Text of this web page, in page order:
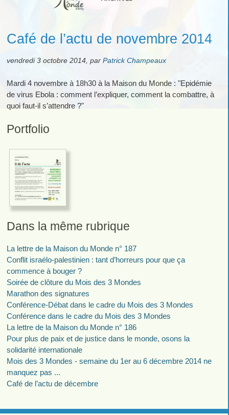
Café de l’actu de novembre 2014
vendredi 3 octobre 2014, par Patrick Champeaux
Mardi 4 novembre à 18h30 à la Maison du Monde : "Epidémie
de virus Ebola : comment l’expliquer, comment la combattre, à
quoi faut-il s’attendre ?"
Portfolio
Dans la même rubrique
La lettre de la Maison du Monde n° 187
Conflit israélo-palestinien : tant d’horreurs pour que ça
commence à bouger ?
Soirée de clôture du Mois des 3 Mondes
Marathon des signatures
Conférence-Débat dans le cadre du Mois des 3 Mondes
Conférence dans le cadre du Mois des 3 Mondes
La lettre de la Maison du Monde n° 186
Pour plus de paix et de justice dans le monde, osons la
solidarité internationale
Mois des 3 Mondes - semaine du 1er au 6 décembre 2014 ne
manquez pas ...
Café de l’actu de décembre